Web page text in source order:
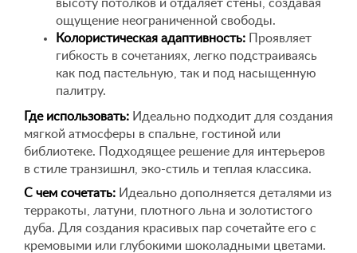
высоту потолков и отдаляет стены, создавая
ощущение неограниченной свободы.
Колористическая адаптивность: Проявляет
гибкость в сочетаниях, легко подстраиваясь
как под пастельную, так и под насыщенную
палитру.
Где использовать: Идеально подходит для создания
мягкой атмосферы в спальне, гостиной или
библиотеке. Подходящее решение для интерьеров
в стиле транзишнл, эко-стиль и теплая классика.
С чем сочетать: Идеально дополняется деталями из
терракоты, латуни, плотного льна и золотистого
дуба. Для создания красивых пар сочетайте его с
кремовыми или глубокими шоколадными цветами.